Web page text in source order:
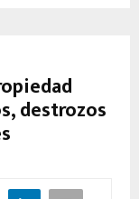
destrozos